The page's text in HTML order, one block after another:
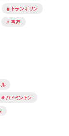
トランポリン
弓道
バドミントン